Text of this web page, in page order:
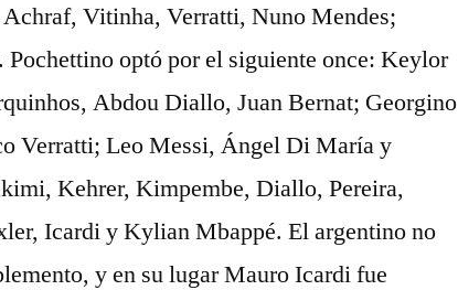
Vitinha, Verratti, Nuno Mendes;
optó por el siguiente once: Keylor
Abdou Diallo, Juan Bernat; Georgino
Verratti; Leo Messi, Ángel Di María y
Kehrer, Kimpembe, Diallo, Pereira,
Icardi y Kylian Mbappé. El argentino no
y en su lugar Mauro Icardi fue